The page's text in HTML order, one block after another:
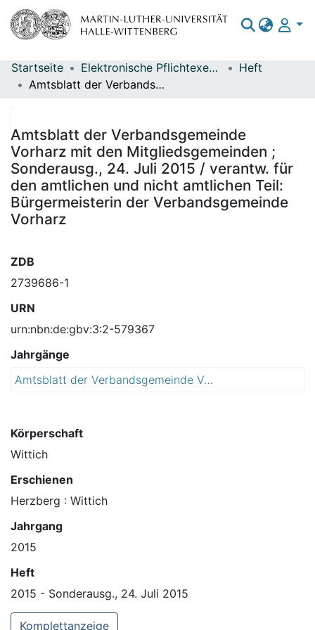
Bereiche & Sammlungen
Statistiken
Startseite Elektronische Pflichtexemplare
Heft
Amtsblatt der Verbandsgemeinde Vorharz mit den Mitgliedsgemeinden ; Sonderausg., 24. Juli 2015 / verantw. für den amtlichen und nicht amtlichen Teil: Bürgermeisterin der Verbandsgemeinde Vorharz
Amtsblatt der Verbandsgemeinde
Vorharz mit den Mitgliedsgemeinden ;
Sonderausg., 24. Juli 2015 / verantw. für
den amtlichen und nicht amtlichen Teil:
Bürgermeisterin der Verbandsgemeinde
Vorharz
ZDB
2739686-1
URN
urn:nbn:de:gbv:3:2-579367
Jahrgänge
Amtsblatt der Verbandsgemeinde Vorharz mit den Mitgliedsgemeinden
Körperschaft
Wittich
Erschienen
Herzberg : Wittich
Jahrgang
2015
Heft
2015 - Sonderausg., 24. Juli 2015
Komplettanzeige